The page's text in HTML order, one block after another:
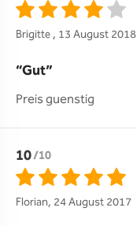
Brigitte , 13 August 2018
Gut
Preis guenstig
10/10
Florian, 24 August 2017